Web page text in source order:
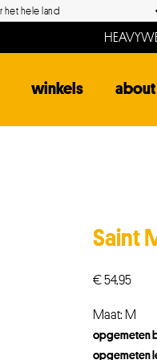
het hele land
winkels about
Saint
€54,95
Maat: M
opgemeten
opgemeten